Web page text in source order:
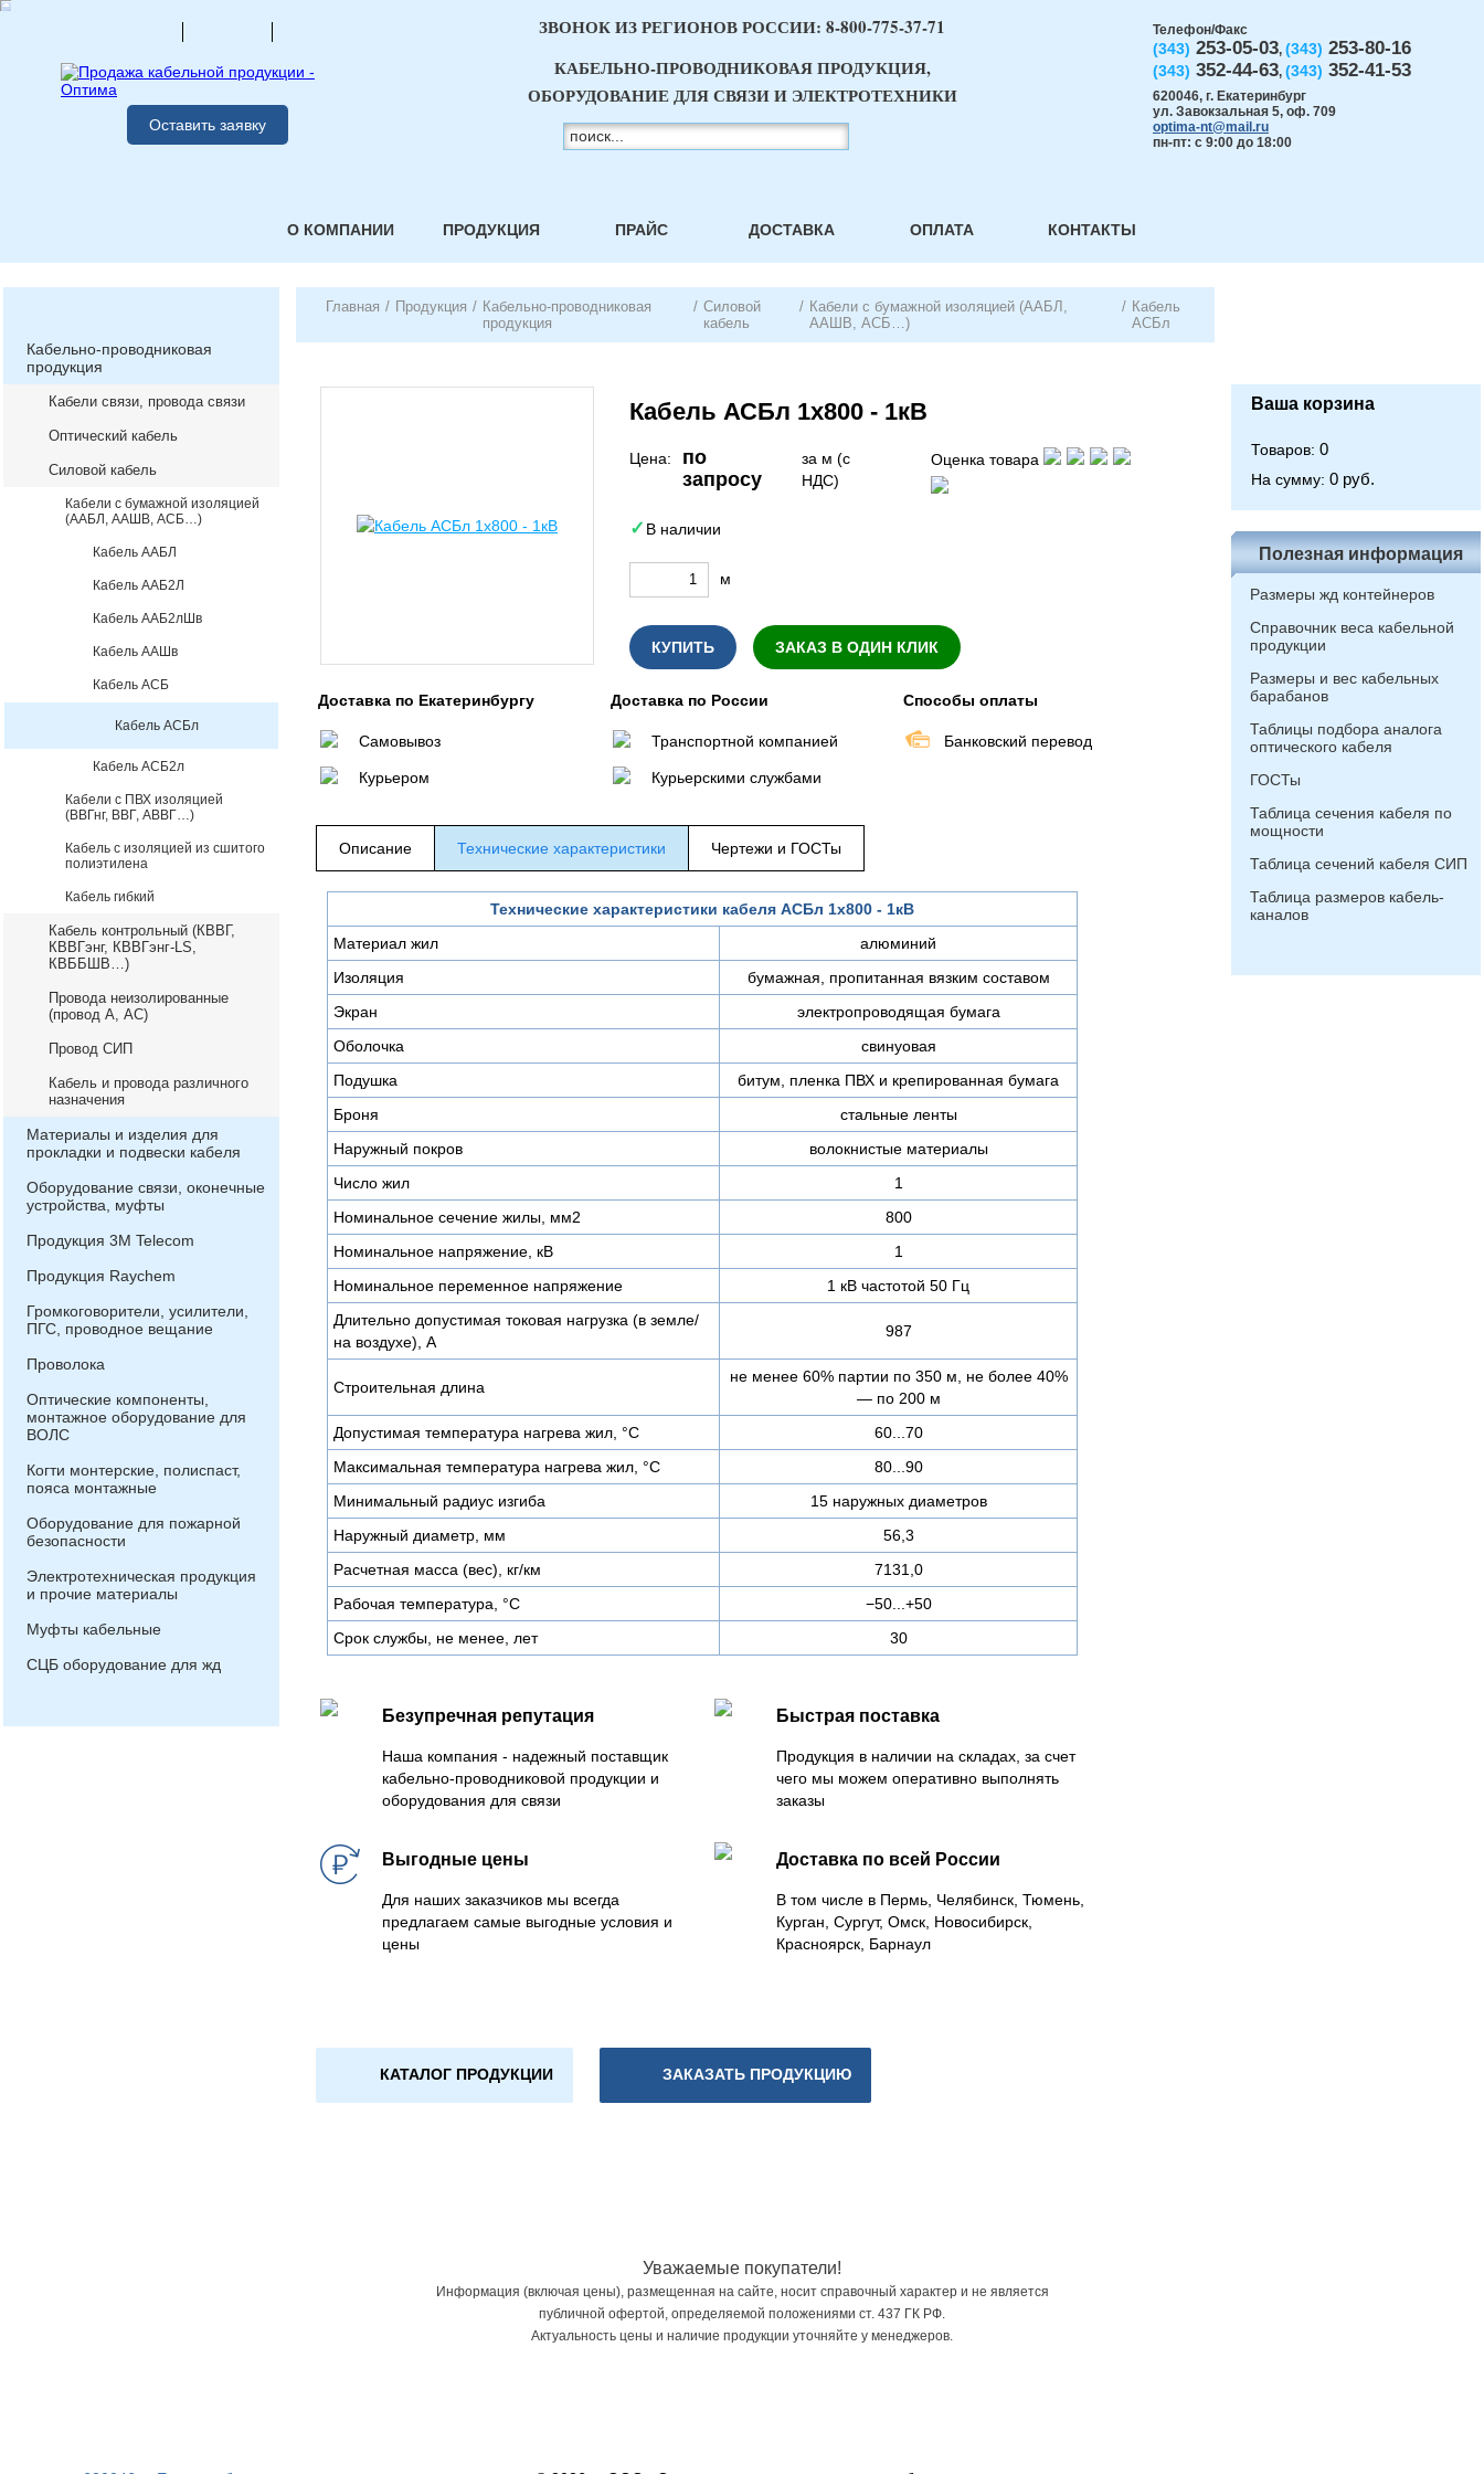
Оставить заявку
Телефон/Факс
(343) 253-05-03, (343) 253-80-16
(343) 352-44-63, (343) 352-41-53
620046, г. Екатеринбург
ул. Завокзальная 5, оф. 709
optima-nt@mail.ru
пн-пт: с 9:00 до 18:00
ЗВОНОК ИЗ РЕГИОНОВ РОССИИ: 8-800-775-37-71
КАБЕЛЬНО-ПРОВОДНИКОВАЯ ПРОДУКЦИЯ,
ОБОРУДОВАНИЕ ДЛЯ СВЯЗИ И ЭЛЕКТРОТЕХНИКИ
О КОМПАНИИ ПРОДУКЦИЯ ПРАЙС ДОСТАВКА ОПЛАТА КОНТАКТЫ
Кабельно-проводниковая
продукция
Кабели связи, провода связи
Оптический кабель
Силовой кабель
Кабели с бумажной изоляцией
(ААБЛ, ААШВ, АСБ…)
Кабель ААБЛ
Кабель ААБ2Л
Кабель ААБ2лШв
Кабель ААШв
Кабель АСБ
Кабель АСБл
Кабель АСБ2л
Кабели с ПВХ изоляцией
(ВВГнг, ВВГ, АВВГ…)
Кабель с изоляцией из сшитого
полиэтилена
Кабель гибкий
Кабель контрольный (КВВГ,
КВВГэнг, КВВГэнг-LS,
КВББШВ…)
Провода неизолированные
(провод А, АС)
Провод СИП
Кабель и провода различного
назначения
Материалы и изделия для
прокладки и подвески кабеля
Оборудование связи, оконечные
устройства, муфты
Продукция 3М Telecom
Продукция Raychem
Громкоговорители, усилители,
ПГС, проводное вещание
Проволока
Оптические компоненты,
монтажное оборудование для
ВОЛС
Когти монтерские, полиспаст,
пояса монтажные
Оборудование для пожарной
безопасности
Электротехническая продукция
и прочие материалы
Муфты кабельные
СЦБ оборудование для жд
Главная / Продукция / Кабельно-проводниковая
продукция
/ Силовой
кабель
/ Кабели с бумажной изоляцией (ААБЛ,
ААШВ, АСБ…)
/ Кабель
АСБл
Кабель АСБл 1х800 - 1кВ
Цена:
по
запросу
за м (с
НДС)
Оценка товара
В наличии
м
КУПИТЬ ЗАКАЗ В ОДИН КЛИК
Доставка по Екатеринбургу
Самовывоз
Курьером
Доставка по России
Транспортной компанией
Курьерскими службами
Способы оплаты
Банковский перевод
Описание Технические характеристики Чертежи и ГОСТы
Технические характеристики кабеля АСБл 1х800 - 1кВ
Материал жил
алюминий
Изоляция
бумажная, пропитанная вязким составом
Экран
электропроводящая бумага
Оболочка
свинуовая
Подушка
битум, пленка ПВХ и крепированная бумага
Броня
стальные ленты
Наружный покров
волокнистые материалы
Число жил
1
Номинальное сечение жилы, мм2
800
Номинальное напряжение, кВ
1
Номинальное переменное напряжение
1 кВ частотой 50 Гц
Длительно допустимая токовая нагрузка (в земле/
на воздухе), А
987
Строительная длина
не менее 60% партии по 350 м, не более 40%
— по 200 м
Допустимая температура нагрева жил, °C
60...70
Максимальная температура нагрева жил, °C
80...90
Минимальный радиус изгиба
15 наружных диаметров
Наружный диаметр, мм
56,3
Расчетная масса (вес), кг/км
7131,0
Рабочая температура, °C
−50...+50
Срок службы, не менее, лет
30
Безупречная репутация
Наша компания - надежный поставщик
кабельно-проводниковой продукции и
оборудования для связи
Быстрая поставка
Продукция в наличии на складах, за счет
чего мы можем оперативно выполнять
заказы
Выгодные цены
Для наших заказчиков мы всегда
предлагаем самые выгодные условия и
цены
Доставка по всей России
В том числе в Пермь, Челябинск, Тюмень,
Курган, Сургут, Омск, Новосибирск,
Красноярск, Барнаул
КАТАЛОГ ПРОДУКЦИИ ЗАКАЗАТЬ ПРОДУКЦИЮ
Ваша корзина
Товаров: 0
На сумму: 0 руб.
Полезная информация
Размеры жд контейнеров
Справочник веса кабельной
продукции
Размеры и вес кабельных
барабанов
Таблицы подбора аналога
оптического кабеля
ГОСТы
Таблица сечения кабеля по
мощности
Таблица сечений кабеля СИП
Таблица размеров кабель-
каналов
Уважаемые покупатели!
Информация (включая цены), размещенная на сайте, носит справочный характер и не является
публичной офертой, определяемой положениями ст. 437 ГК РФ.
Актуальность цены и наличие продукции уточняйте у менеджеров.